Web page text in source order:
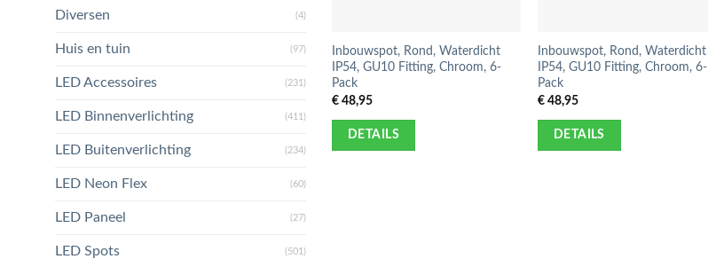
Diversen (4)
Huis en tuin (97)
LED Accessoires (231)
LED Binnenverlichting (411)
LED Buitenverlichting (234)
LED Neon Flex (60)
LED Paneel (27)
LED Spots (501)
Inbouwspot, Rond, Waterdicht
IP54, GU10 Fitting, Chroom, 6-
Pack
€ 48,95
DETAILS
Inbouwspot, Rond, Waterdicht
IP54, GU10 Fitting, Chroom, 6-
Pack
€ 48,95
DETAILS